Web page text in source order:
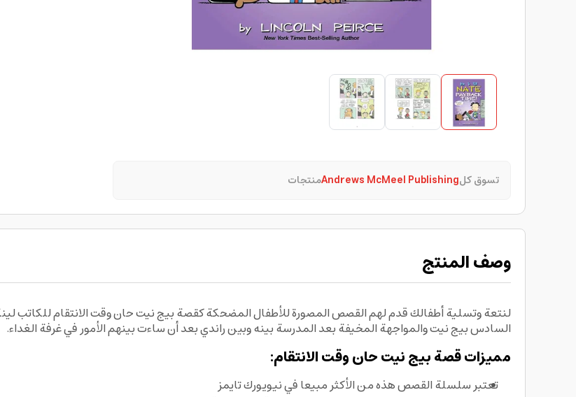
تسوق كلAndrews McMeel Publishingمنتجات
وصف المنتج
لنتعة وتسلية أطفالك قدم لهم القصص المصورة للأطفال المضحكة كقصة بيج نيت حان وقت الانتقام للكاتب
السادس بيج نيت والمواجهة المخيفة بعد المدرسة بينه وبين راندي بعد أن ساءت بينهم الأمور في غرفة الغداء.
مميزات قصة بيج نيت حان وقت الانتقام:
تعتبر سلسلة القصص هذه من الأكثر مبيعا في نيويورك تايمز